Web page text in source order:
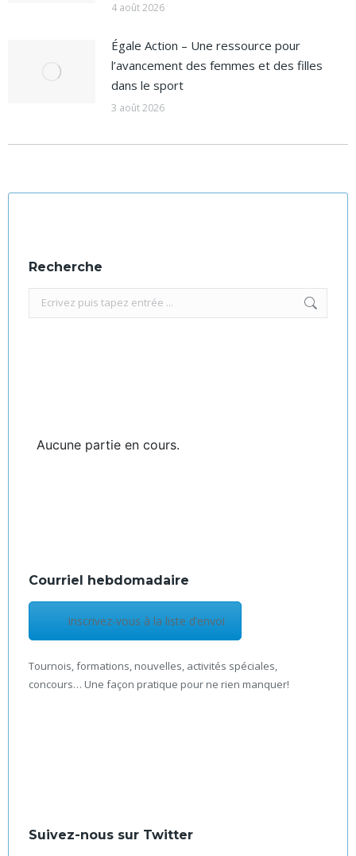
4 août 2026
Égale Action – Une ressource pour
l’avancement des femmes et des filles
dans le sport
3 août 2026
Recherche
Recherche
:
Aucune partie en cours.
Courriel hebdomadaire
Inscrivez-vous à la liste d’envoi
Tournois, formations, nouvelles, activités spéciales,
concours… Une façon pratique pour ne rien manquer!
Suivez-nous sur Twitter